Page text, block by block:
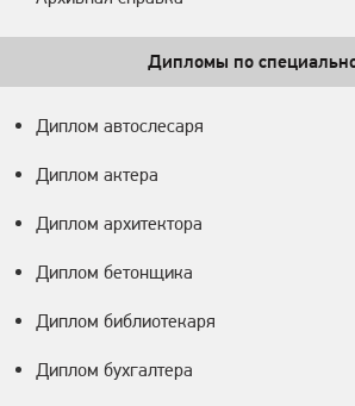
Дипломы по
Диплом автослесаря
Диплом актера
Диплом архитектора
Диплом бетонщика
Диплом библиотекаря
Диплом бухгалтера